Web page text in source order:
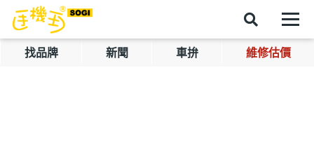
找品牌 新聞 車拚 維修估價